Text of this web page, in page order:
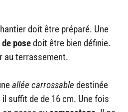
doit être préparé. Une
posedoit être bien définie.
au terrassement.
allée carrossable destinée
suffit de de 16 cm. Une fois